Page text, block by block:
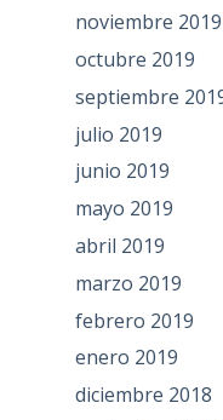
noviembre 2019
octubre 2019
septiembre
julio 2019
junio 2019
mayo 2019
abril 2019
marzo 2019
febrero 2019
enero 2019
diciembre 2018